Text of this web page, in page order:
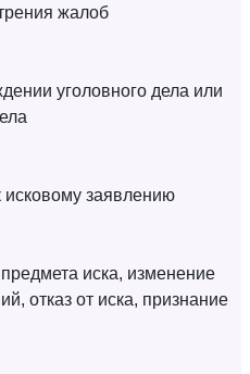
жалоб
уголовного дела или
заявлению
иска, изменение
отказ от иска, признание